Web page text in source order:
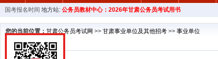
国考报名时间 地方站: 公务员教材中心：2026年甘肃公务员考试用书
您的当前位置： 甘肃公务员考试网 >> 甘肃事业单位及其他招考 >> 事业单位